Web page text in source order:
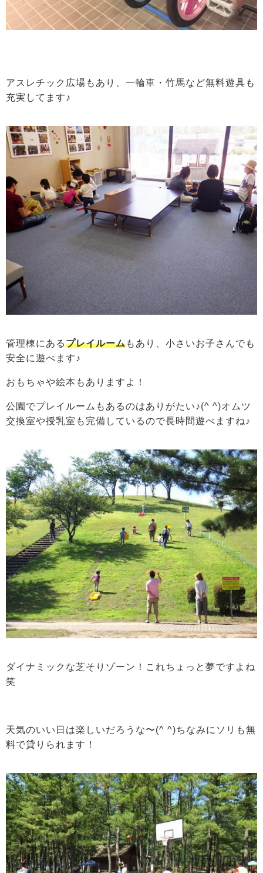
アスレチック広場もあり、一輪車・竹馬など無料遊具も
充実してます♪
管理棟にあるプレイルームもあり、小さいお子さんでも
安全に遊べます♪
おもちゃや絵本もありますよ！
公園でプレイルームもあるのはありがたい♪(^ ^)オムツ
交換室や授乳室も完備しているので長時間遊べますね♪
ダイナミックな芝そりゾーン！これちょっと夢ですよね
笑
天気のいい日は楽しいだろうな〜(^ ^)ちなみにソリも無
料で貸りられます！